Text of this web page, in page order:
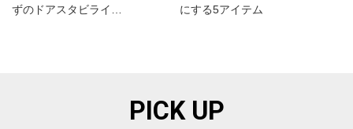
ずのドアスタビライ…
にする5アイテム
PICK UP